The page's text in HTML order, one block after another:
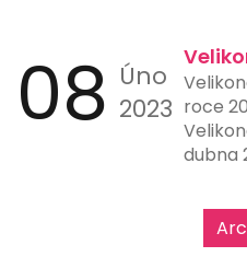
08 Úno
2023 roce
dubna